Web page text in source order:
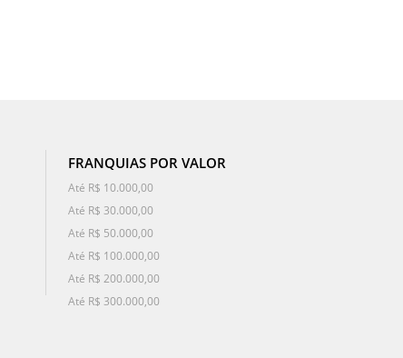
FRANQUIAS POR VALOR
Até R$ 10.000,00
Até R$ 30.000,00
Até R$ 50.000,00
Até R$ 100.000,00
Até R$ 200.000,00
Até R$ 300.000,00